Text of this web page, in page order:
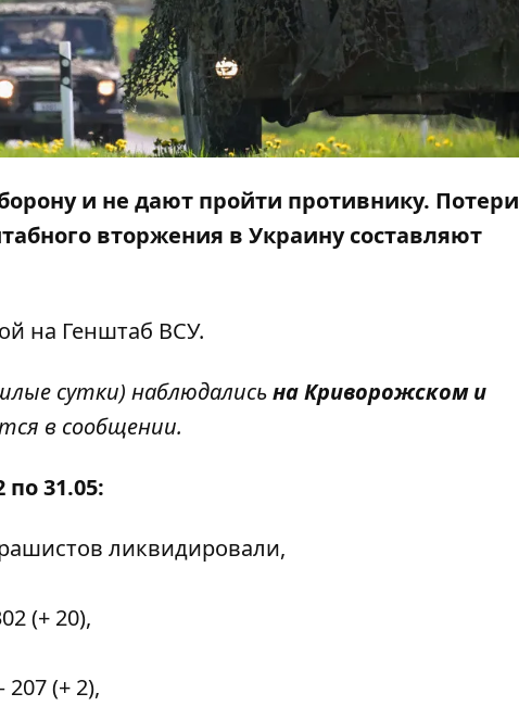
и не дают пройти противнику. Потери
вторжения в Украину составляют
на Генштаб ВСУ.
сутки) наблюдалисьна Криворожском и
в сообщении.
31.05:
ликвидировали,
(+ 20),
(+ 2),